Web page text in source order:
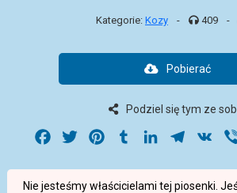
Kategorie: Kozy - 409 -
Pobierać
Podziel się tym ze
Facebook
Twitter PinterestTumblrLinkedIn VK
Nie jesteśmy właścicielami tej piosenki.